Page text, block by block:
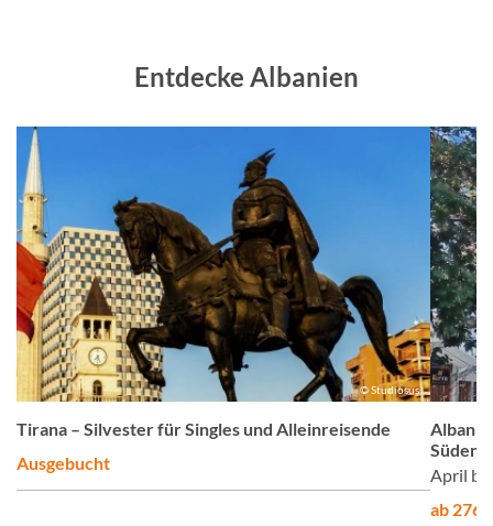
Entdecke Albanien
© Studiosus
Tirana – Silvester für Singles und Alleinreisende
Ausgebucht
Süden
April
ab